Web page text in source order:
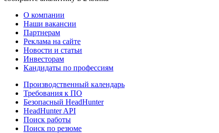
О компании
Наши вакансии
Партнерам
Реклама на сайте
Новости и статьи
Инвесторам
Кандидаты по профессиям
Производственный календарь
Требования к ПО
Безопасный HeadHunter
HeadHunter API
Поиск работы
Поиск по резюме